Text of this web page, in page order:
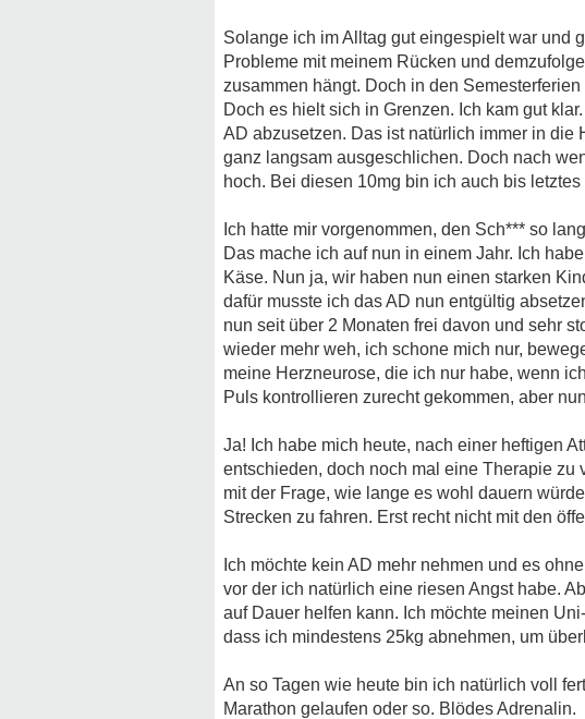
Solange ich im Alltag gut eingespielt war und
Probleme mit meinem Rücken und
zusammen hängt. Doch in den
Doch es hielt sich in Grenzen. Ich kam gut
AD abzusetzen. Das ist natürlich immer in
ganz langsam ausgeschlichen. Doch nach
hoch. Bei diesen 10mg bin ich auch bis
Ich hatte mir vorgenommen, den Sch*** so
Das mache ich auf nun in einem Jahr. Ich
Käse. Nun ja, wir haben nun einen starken
dafür musste ich das AD nun entgültig
nun seit über 2 Monaten frei davon und sehr
wieder mehr weh, ich schone mich nur,
meine Herzneurose, die ich nur habe, wenn
Puls kontrollieren zurecht gekommen, aber
Ja! Ich habe mich heute, nach einer heftigen
entschieden, doch noch mal eine Therapie
mit der Frage, wie lange es wohl dauern
Strecken zu fahren. Erst recht nicht mit den
Ich möchte kein AD mehr nehmen und es
vor der ich natürlich eine riesen Angst habe.
auf Dauer helfen kann. Ich möchte meinen
dass ich mindestens 25kg abnehmen, um
An so Tagen wie heute bin ich natürlich voll
Marathon gelaufen oder so. Blödes Adrenalin.